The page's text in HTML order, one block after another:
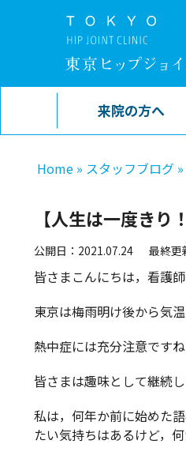
来院の方へ
Home » スタッフブログ »
【人生は一度きり！
公開日：2021.07.24 最終更
皆さまこんにちは，看護師
東京は梅雨明け後から気
熱中症には充分注意ですね
皆さまは趣味として継続
私は，何年か前に始めた
たい気持ちはあるけど，